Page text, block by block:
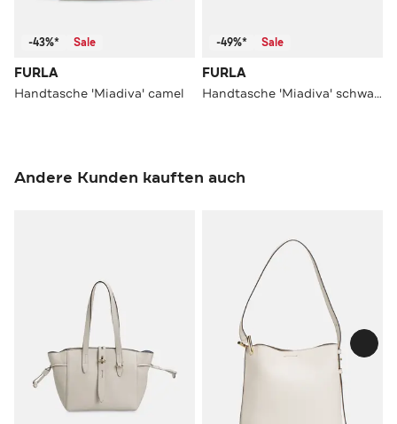
-43%* Sale
FURLA
Handtasche 'Miadiva' camel
-49%* Sale
FURLA
Handtasche 'Miadiva' schwarz
Andere Kunden kauften auch